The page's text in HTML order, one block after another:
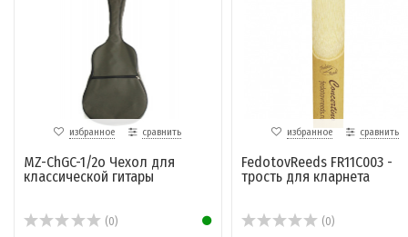
избранное сравнить
MZ-ChGC-1/2o Чехол для
классической гитары
(0)
избранное сравнить
FedotovReeds FR11C003 -
трость для кларнета
(0)